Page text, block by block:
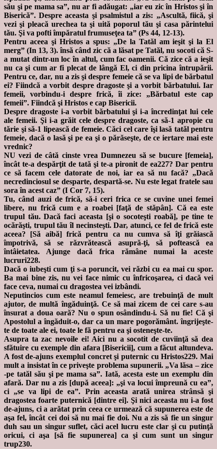
său şi pe mama sa”, nu ar fi adăugat: „iar eu zic în Hristos şi în
Biserică”. Despre aceasta şi psalmistul a zis: „Ascultă, fiică, şi
vezi şi pleacă urechea ta şi uită poporul tău şi casa părintelui
tău. Şi va pofti împăratul frumuseţea ta” (Ps 44, 12-13).
Pentru aceea şi Hristos a spus: „De la Tatăl am ieşit şi la El
merg” (In 13, 3). însă când zic că a lăsat pe Tatăl, nu socoti că S-
a mutat dintr-un loc în altul, cum fac oamenii. Că zice că a ieşit
nu ca şi cum ar fi plecat de lângă El, ci din pricina întrupării.
Pentru ce, dar, nu a zis şi despre femeie că se va lipi de bărbatul
ei? Fiindcă a vorbit despre dragoste şi a vorbit bărbatului. Iar
femeii, vorbindu-i despre frică, îi zice: „Bărbatul este cap
femeii”. Fiindcă şi Hristos e cap Bisericii.
Despre dragoste i-a vorbit bărbatului şi i-a încredinţat lui cele
ale femeii. Şi i-a grăit cele despre dragoste, ca să-1 apropie cu
tărie şi să-1 lipească de femeie. Căci cel care îşi lasă tatăl pentru
femeie, dacă o lasă şi pe ea şi o părăseşte, de ce iertare mai este
vrednic?
NU vezi de câtă cinste vrea Dumnezeu să se bucure [femeia],
încât te-a despărţit de tată şi te-a pironit de ea227? Dar pentru
ce să facem cele datorate de noi, iar ea să nu facă? „Dacă
necredinciosul se desparte, despartă-se. Nu este legat fratele sau
sora în acest caz” (I Cor 7, 15).
Tu, când auzi de frică, să-i ceri frica ce se cuvine unei femei
libere, nu frică cum e a roabei [faţă de stăpân]. Că ea este
trupul tău. Dacă faci aceasta [şi o socoteşti roabă], pe tine te
ocărăşti, trupul tău îl necinsteşti. Dar, atunci, ce fel de frică este
aceea? [Să aibă] frică pentru ca nu cumva să îţi grăiască
împotrivă, să se răzvrătească asupră-ţi, să poftească ea
întâietatea. Ajunge dacă frica rămâne numai la aceste
lucruri228.
Dacă o iubeşti cum ţi s-a poruncit, vei răzbi cu ea mai cu spor.
Ba mai bine zis, nu vei face nimic cu înfricoşarea, ci dacă vei
face ceva, numai cu dragostea vei izbândi.
Neputincios cum este neamul femeiesc, are trebuinţă de mult
ajutor, de multă îngăduinţă. Ce să mai zicem de cei care s-au
însurat a doua oară? Nu o spun osândindu-i. Să nu fie! Că şi
Apostolul a îngăduit-o, dar ca un mare pogorământ. îngrijeşte-
te de toate ale ei, toate le fă pentru ea şi osteneşte-te.
Asupra ta zac nevoile ei! Aici nu a socotit de cuviinţă să dea
sfătuire cu exemple din afara [Bisericii], cum a făcut altundeva.
A fost de-ajuns exemplul concret şi puternic cu Hristos229. Mai
mult a insistat în ce priveşte problema supunerii. „Va lăsa – zice
-pe tatăl său şi pe mama sa”. Iată, acesta este un exemplu din
afară. Dar nu a zis [după aceea]: „şi va locui împreună cu ea”,
ci „se va lipi de ea”. Prin aceasta arată unirea strânsă şi
dragostea foarte puternică [dintre ei]. Şi nici aceasta nu i-a fost
de-ajuns, ci a arătat prin ceea ce urmează că supunerea este de
aşa fel, încât cei doi să nu mai fie doi. Nu a zis să fie un singur
duh sau un singur suflet, căci acel lucru este clar şi cu putinţă
oricui, ci aşa [să fie supunerea] ca şi cum sunt un singur
trup230.